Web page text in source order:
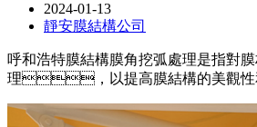
2024-01-13
靜安膜結構公司
呼和浩特膜結構膜角挖弧處理是指對
理，以提高膜結構的美觀性
具和方法，確保挖弧的尺寸和形狀